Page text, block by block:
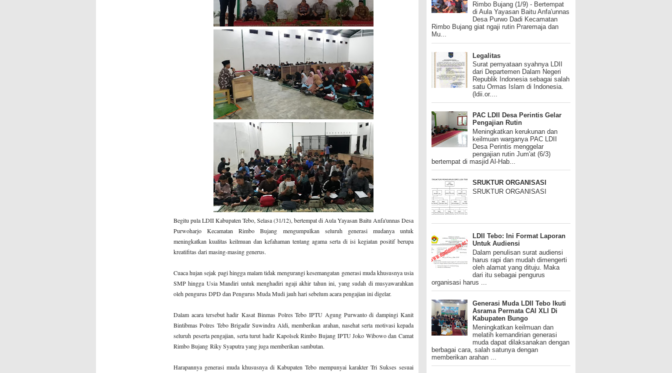
Begitu pula LDII Kabupaten Tebo, Selasa (31/12), bertempat di Aula Yayasan Baitu Anfa'unnas Desa
Purwoharjo Kecamatan Rimbo Bujang mengumpulkan seluruh generasi mudanya untuk
meningkatkan kualitas keilmuan dan kefahaman tentang agama serta di isi kegiatan positif berupa
kreatifitas dari masing-masing generus.
Cuaca hujan sejak pagi hingga malam tidak mengurangi kesemangatan generasi muda khususnya usia
SMP hingga Usia Mandiri untuk menghadiri ngaji akhir tahun ini, yang sudah di musyawarahkan
oleh pengurus DPD dan Pengurus Muda Mudi jauh hari sebelum acara pengajian ini digelar.
Dalam acara tersebut hadirKasat Binmas Polres Tebo IPTU Agung Purwanto di dampingi Kanit
Bintibmas Polres Tebo Brigadir Suwindra Aldi, memberikan arahan, nasehat serta motivasi kepada
seluruh peserta pengajian, serta turut hadir Kapolsek Rimbo Bujang IPTU Joko Wibowo dan Camat
Rimbo Bujang Riky Syaputra yang juga memberikan sambutan.
Harapannya generasi muda khususnya di Kabupaten Tebo mempunyai karakter Tri Sukses sesuai
Rimbo Bujang (1/9) - Bertempat
di Aula Yayasan Baitu Anfa'unnas
Desa Purwo Dadi Kecamatan
Rimbo Bujang giat ngaji rutin Praremaja dan
Mu...
Legalitas
Surat pernyataan syahnya LDII
dari Departemen Dalam Negeri
Republik Indonesia sebagai salah
satu Ormas Islam di Indonesia.
(ldii.or....
PAC LDII Desa Perintis Gelar
Pengajian Rutin
Meningkatkan kerukunan dan
keilmuan warganya PAC LDII
Desa Perintis menggelar
pengajian rutin Jum'at (6/3)
bertempat di masjid Al-Hab...
SRUKTUR ORGANISASI
SRUKTUR ORGANISASI
LDII Tebo: Ini Format Laporan
Untuk Audiensi
Dalam penulisan surat audiensi
harus rapi dan mudah dimengerti
oleh alamat yang dituju. Maka
dari itu sebagai pengurus
organisasi harus ...
Generasi Muda LDII Tebo Ikuti
Asrama Permata CAI XLI Di
Kabupaten Bungo
Meningkatkan keilmuan dan
melatih kemandirian generasi
muda dapat dilaksanakan dengan
berbagai cara, salah satunya dengan
memberikan arahan ...